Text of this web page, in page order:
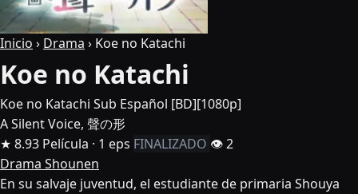
Inicio › Drama › Koe no Katachi
Koe no Katachi
Koe no Katachi Sub Español [BD][1080p]
A Silent Voice, 聲の形
★ 8.93 Película · 1 eps FINALIZADO 👁 2
Drama Shounen
En su salvaje juventud, el estudiante de primaria Shouya